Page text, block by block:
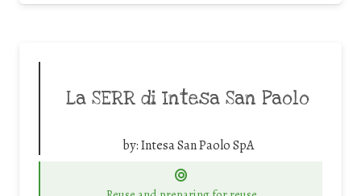
La SERR di Intesa San Paolo
by:Intesa San Paolo SpA